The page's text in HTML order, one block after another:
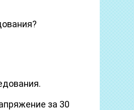
за 30